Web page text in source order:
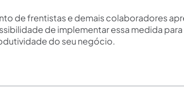
de frentistas e demais colaboradores
de implementar essa medida para
do seu negócio.